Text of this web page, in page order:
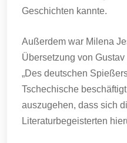
Geschichten kannte.
Außerdem war Milena
Übersetzung von
„Des deutschen
Tschechische
auszugehen, dass sich
Literaturbegeisterten